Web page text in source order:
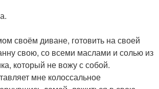
своём диване, готовить на своей
свою, со всеми маслами и солью из
который не вожу с собой.
мне колоссальное